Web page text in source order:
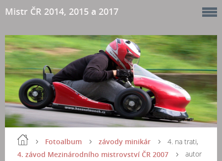
Mistr ČR 2014, 2015 a 2017
Fotoalbum
závody minikár
4. závod Mezinárodního mistrovství ČR 2007
4. na trati,
autor